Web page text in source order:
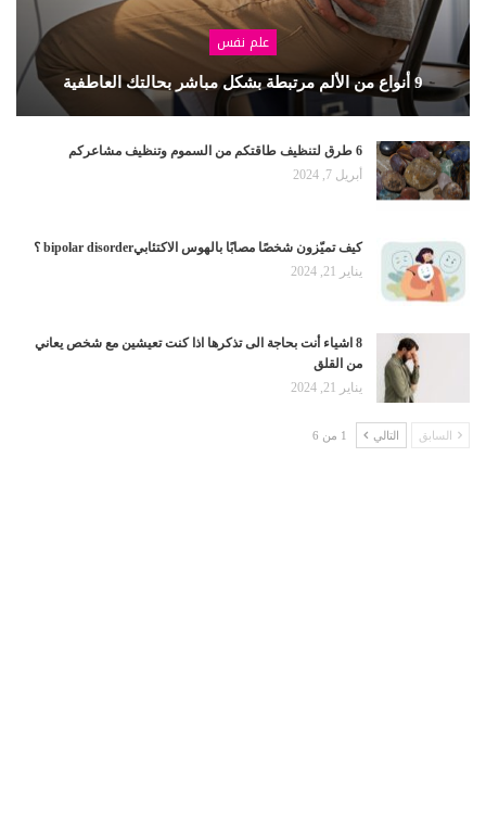
علم نفس
9 أنواع من الألم مرتبطة بشكل مباشر بحالتك العاطفية
6 طرق لتنظيف طاقتكم من السموم وتنظيف مشاعركم
أبريل 7, 2024
كيف تميّزون شخصًا مصابًا بالهوس الاكتئابيbipolar disorder ؟
يناير 21, 2024
8 اشياء أنت بحاجة الى تذكرها اذا كنت تعيشين مع شخص يعاني
من القلق
يناير 21, 2024
السابق التالي 1 من 6